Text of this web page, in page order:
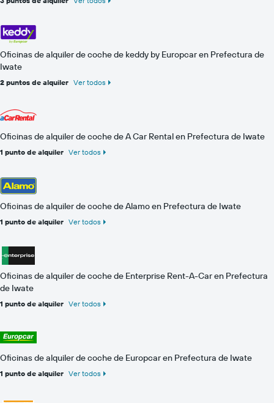
Oficinas de alquiler de coche de keddy by Europcar en Prefectura de
Iwate
2 puntos de alquiler Ver todos
Oficinas de alquiler de coche de A Car Rental en Prefectura de Iwate
1 punto de alquiler Ver todos
Oficinas de alquiler de coche de Alamo en Prefectura de Iwate
1 punto de alquiler Ver todos
Oficinas de alquiler de coche de Enterprise Rent-A-Car en Prefectura
de Iwate
1 punto de alquiler Ver todos
Oficinas de alquiler de coche de Europcar en Prefectura de Iwate
1 punto de alquiler Ver todos